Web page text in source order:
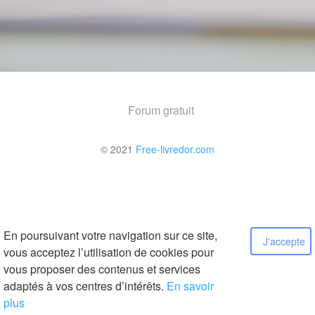
En poursuivant votre navigation sur ce site,
vous acceptez l’utilisation de cookies pour
vous proposer des contenus et services
adaptés à vos centres d’intérêts. En savoir
plus
J'accepte
Forum gratuit
© 2021 Free-livredor.com